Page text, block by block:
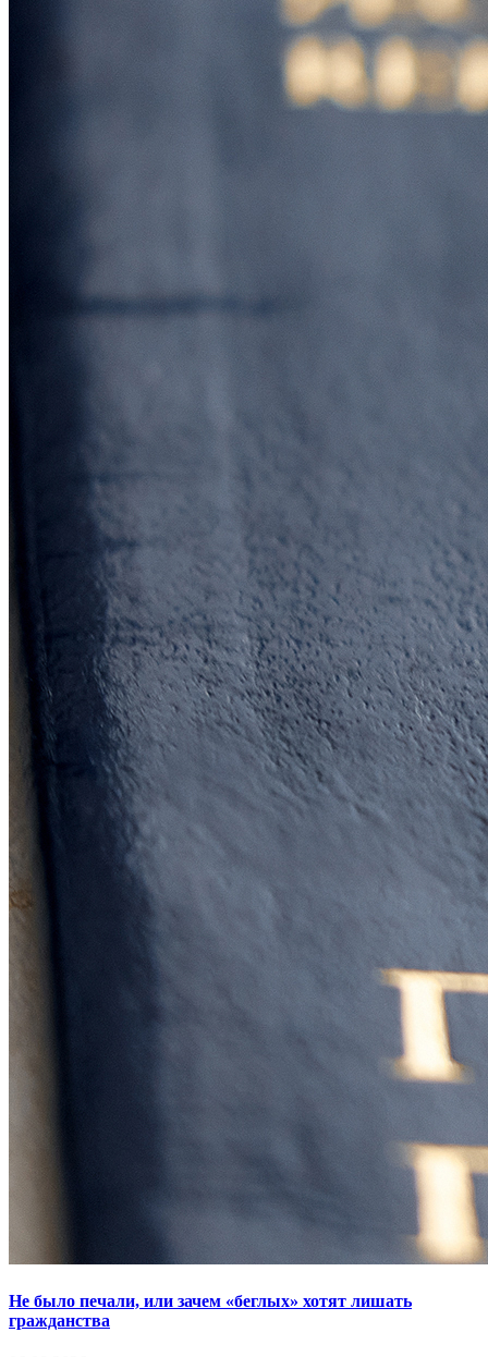
Не было печали, или зачем «беглых» хотят лишать
гражданства